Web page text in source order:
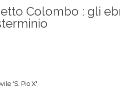
Colombo : gli
'S. Pio X'